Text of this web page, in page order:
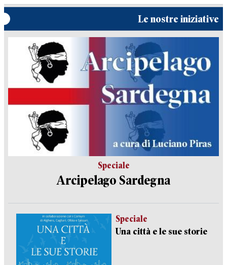
Le nostre iniziative
Speciale
Arcipelago Sardegna
Speciale
Una città e le sue storie